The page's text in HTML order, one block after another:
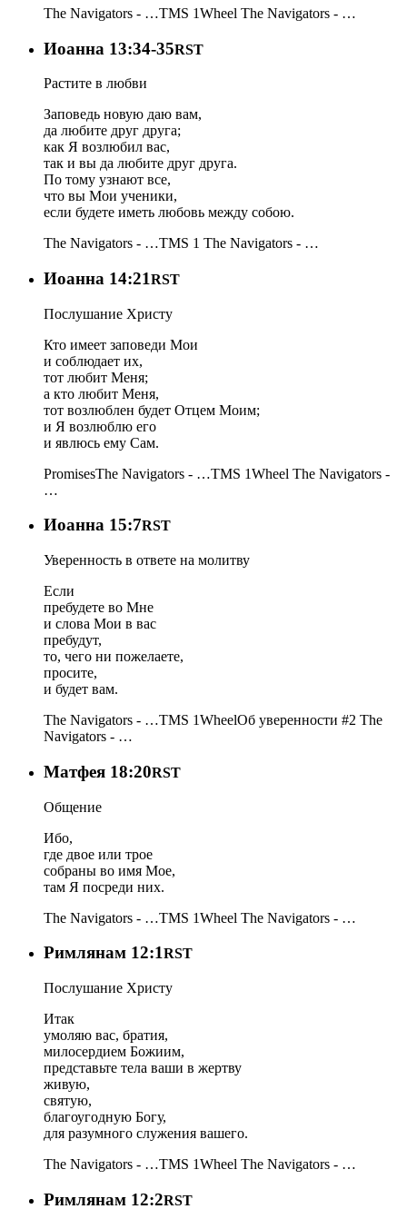
The Navigators - …TMS 1Wheel The Navigators - …
Иоанна 13:34-35RST
Растите в любви
Заповедь новую даю вам,
да любите друг друга;
как Я возлюбил вас,
так и вы да любите друг друга.
По тому узнают все,
что вы Мои ученики,
если будете иметь любовь между собою.
The Navigators - …TMS 1 The Navigators - …
Иоанна 14:21RST
Послушание Христу
Кто имеет заповеди Мои
и соблюдает их,
тот любит Меня;
а кто любит Меня,
тот возлюблен будет Отцем Моим;
и Я возлюблю его
и явлюсь ему Сам.
PromisesThe Navigators - …TMS 1Wheel The Navigators -
…
Иоанна 15:7RST
Уверенность в ответе на молитву
Если
пребудете во Мне
и слова Мои в вас
пребудут,
то, чего ни пожелаете,
просите,
и будет вам.
The Navigators - …TMS 1WheelОб уверенности #2 The
Navigators - …
Матфея 18:20RST
Общение
Ибо,
где двое или трое
собраны во имя Мое,
там Я посреди них.
The Navigators - …TMS 1Wheel The Navigators - …
Римлянам 12:1RST
Послушание Христу
Итак
умоляю вас, братия,
милосердием Божиим,
представьте тела ваши в жертву
живую,
святую,
благоугодную Богу,
для разумного служения вашего.
The Navigators - …TMS 1Wheel The Navigators - …
Римлянам 12:2RST